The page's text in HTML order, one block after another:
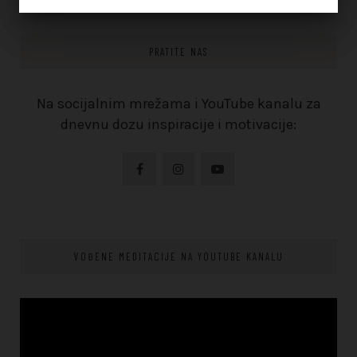
PRATITE NAS
Na socijalnim mrežama i YouTube kanalu za
dnevnu dozu inspiracije i motivacije:
VOĐENE MEDITACIJE NA YOUTUBE KANALU